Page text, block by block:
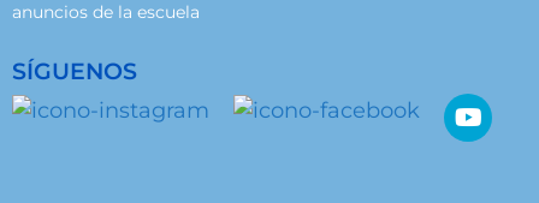
anuncios de la escuela
SÍGUENOS